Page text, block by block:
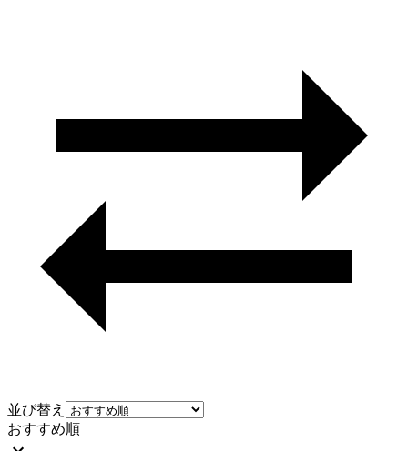
並び替え
おすすめ順